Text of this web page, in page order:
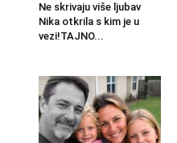
Ne skrivaju više ljubav
Nika otkrila s kim je u
vezi!TAJNO...